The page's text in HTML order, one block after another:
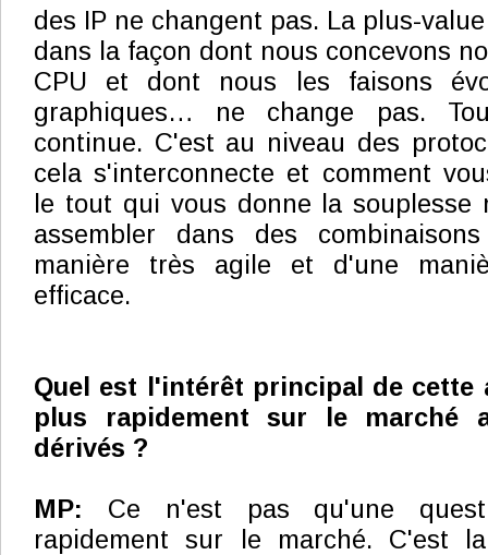
des IP ne changent pas. La plus-
dans la façon dont nous concevons
CPU et dont nous les faisons
graphiques… ne change pas.
continue. C'est au niveau des
cela s'interconnecte et comment
le tout qui vous donne la souplesse
assembler dans des
manière très agile et d'une
efficace.
Quel est l'intérêt principal de cette
plus rapidement sur le marché
dérivés ?
MP: Ce n'est pas qu'une
rapidement sur le marché. C'est